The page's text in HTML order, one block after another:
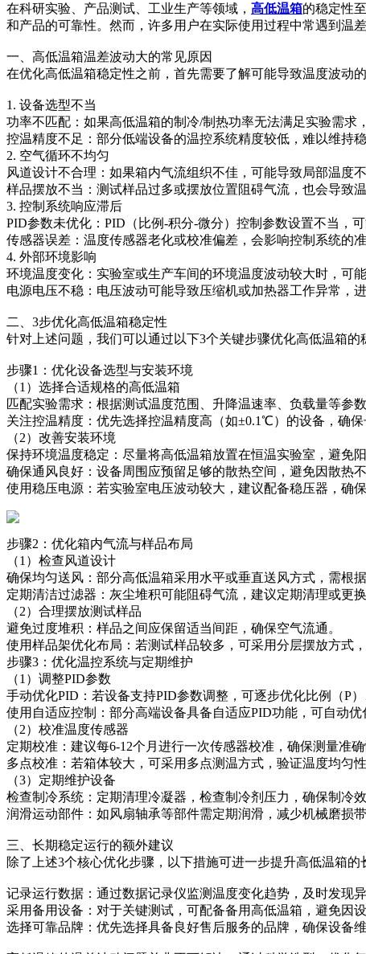
在科研实验、产品测试、工业生产等领域， 高低温箱的稳定性
和产品的可靠性。然而，许多用户在实际使用过程中常遇到温
一、高低温箱温差波动大的常见原因
在优化高低温箱稳定性之前，首先需要了解可能导致温度波动
1. 设备选型不当
功率不匹配：如果高低温箱的制冷/制热功率无法满足实验需求
控温精度不足：部分低端设备的温控系统精度较低，难以维持稳
2. 空气循环不均匀
风道设计不合理：如果箱内气流组织不佳，可能导致局部温度
样品摆放不当：测试样品过多或摆放位置阻碍气流，也会导致温
3. 控制系统响应滞后
PID参数未优化：PID（比例-积分-微分）控制参数设置不当，
传感器误差：温度传感器老化或校准偏差，会影响控制系统的准
4. 外部环境影响
环境温度变化：实验室或生产车间的环境温度波动较大时，可
电源电压不稳：电压波动可能导致压缩机或加热器工作异常，
二、3步优化高低温箱稳定性
针对上述问题，我们可以通过以下3个关键步骤优化高低温箱的
步骤1：优化设备选型与安装环境
（1）选择合适规格的高低温箱
匹配实验需求：根据测试温度范围、升降温速率、负载量等参
关注控温精度：优先选择控温精度高（如±0.1℃）的设备，确保
（2）改善安装环境
保持环境温度稳定：尽量将高低温箱放置在恒温实验室，避免
确保通风良好：设备周围应预留足够的散热空间，避免因散热
使用稳压电源：若实验室电压波动较大，建议配备稳压器，确保
步骤2：优化箱内气流与样品布局
（1）检查风道设计
确保均匀送风：部分高低温箱采用水平或垂直送风方式，需根
定期清洁过滤器：灰尘堆积可能阻碍气流，建议定期清理或更换
（2）合理摆放测试样品
避免过度堆积：样品之间应保留适当间距，确保空气流通。
使用样品架优化布局：若测试样品较多，可采用分层摆放方式
步骤3：优化温控系统与定期维护
（1）调整PID参数
手动优化PID：若设备支持PID参数调整，可逐步优化比例（P
使用自适应控制：部分高端设备具备自适应PID功能，可自动优
（2）校准温度传感器
定期校准：建议每6-12个月进行一次传感器校准，确保测量准确
多点校准：若箱体较大，可采用多点测温方式，验证温度均匀性
（3）定期维护设备
检查制冷系统：定期清理冷凝器，检查制冷剂压力，确保制冷效
润滑运动部件：如风扇轴承等部件需定期润滑，减少机械磨损带
三、长期稳定运行的额外建议
除了上述3个核心优化步骤，以下措施可进一步提升高低温箱的
记录运行数据：通过数据记录仪监测温度变化趋势，及时发现异
采用备用设备：对于关键测试，可配备备用高低温箱，避免因
选择可靠品牌：优先选择具备良好售后服务的品牌，确保设备维